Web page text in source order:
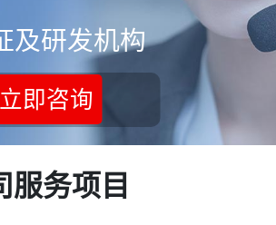
及研发机构
立即咨询
服务项目